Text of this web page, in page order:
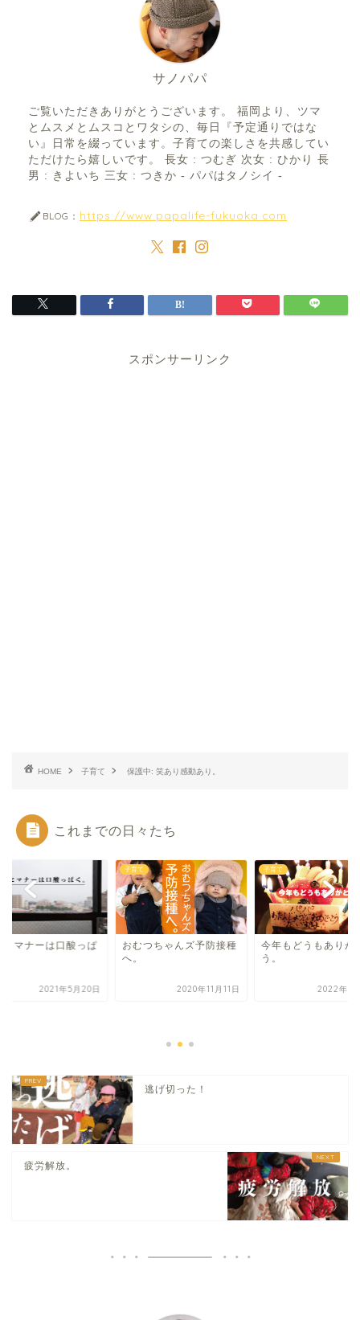
サノパパ
ご覧いただきありがとうございます。 福岡より、ツマ
とムスメとムスコとワタシの、毎日『予定通りではな
い』日常を綴っています。子育ての楽しさを共感してい
ただけたら嬉しいです。 長女 : つむぎ 次女 : ひかり 長
男 : きよいち 三女 : つきか - パパはタノシイ -
BLOG： https://www.papalife-fukuoka.com
スポンサーリンク
HOME 子育て 保護中: 笑あり感動あり。
これまでの日々たち
とマナーは口酸っぱ
2021年5月20日
子育て
おむつちゃんズ予防接種
へ。
2020年11月11日
子育て
今年もどうもありが
う。
2022年7
逃げ切った！
疲労解放。